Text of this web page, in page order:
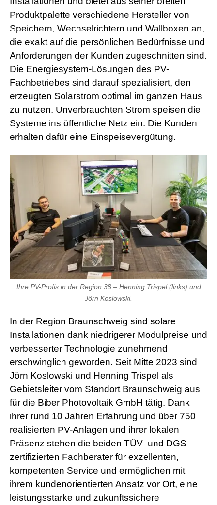
Produktpalette verschiedene Hersteller von
Speichern, Wechselrichtern und Wallboxen an,
die exakt auf die persönlichen Bedürfnisse und
Anforderungen der Kunden zugeschnitten sind.
Die Energiesystem-Lösungen des PV-
Fachbetriebes sind darauf spezialisiert, den
erzeugten Solarstrom optimal im ganzen Haus
zu nutzen. Unverbrauchten Strom speisen die
Systeme ins öffentliche Netz ein. Die Kunden
erhalten dafür eine Einspeisevergütung.
Ihre PV-Profis in der Region 38 – Henning Trispel (links) und
Jörn Koslowski.
In der Region Braunschweig sind solare
Installationen dank niedrigerer Modulpreise und
verbesserter Technologie zunehmend
erschwinglich geworden. Seit Mitte 2023 sind
Jörn Koslowski und Henning Trispel als
Gebietsleiter vom Standort Braunschweig aus
für die Biber Photovoltaik GmbH tätig. Dank
ihrer rund 10 Jahren Erfahrung und über 750
realisierten PV-Anlagen und ihrer lokalen
Präsenz stehen die beiden TÜV- und DGS-
zertifizierten Fachberater für exzellenten,
kompetenten Service und ermöglichen mit
ihrem kundenorientierten Ansatz vor Ort, eine
leistungsstarke und zukunftssichere